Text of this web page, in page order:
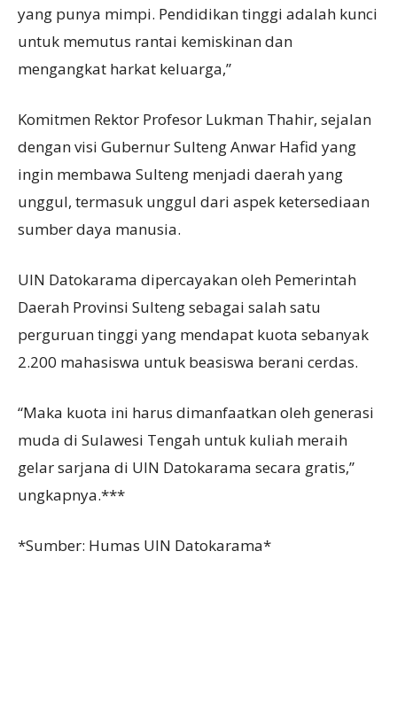
yang punya mimpi. Pendidikan tinggi adalah kunci
untuk memutus rantai kemiskinan dan
mengangkat harkat keluarga,”
Komitmen Rektor Profesor Lukman Thahir, sejalan
dengan visi Gubernur Sulteng Anwar Hafid yang
ingin membawa Sulteng menjadi daerah yang
unggul, termasuk unggul dari aspek ketersediaan
sumber daya manusia.
UIN Datokarama dipercayakan oleh Pemerintah
Daerah Provinsi Sulteng sebagai salah satu
perguruan tinggi yang mendapat kuota sebanyak
2.200 mahasiswa untuk beasiswa berani cerdas.
“Maka kuota ini harus dimanfaatkan oleh generasi
muda di Sulawesi Tengah untuk kuliah meraih
gelar sarjana di UIN Datokarama secara gratis,”
ungkapnya.***
*Sumber: Humas UIN Datokarama*